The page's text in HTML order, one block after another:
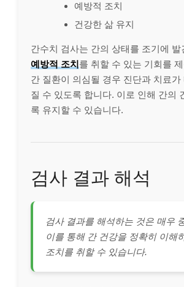
예방적 조치
건강한 삶 유지
간수치 검사는 간의 상태를 조기에 발
예방적 조치를 취할 수 있는 기회를
간 질환이 의심될 경우 진단과 치료가
질 수 있도록 합니다. 이로 인해 간의
록 유지할 수 있습니다.
검사 결과 해석
검사 결과를 해석하는 것은 매우
이를 통해 간 건강을 정확히 이해
조치를 취할 수 있습니다.